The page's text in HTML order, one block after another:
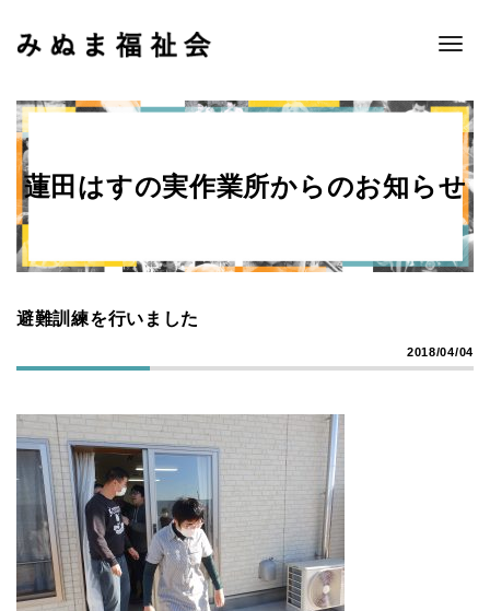
Toggle
蓮田はすの実作業所からのお知らせ
避難訓練を行いました
2018/04/04